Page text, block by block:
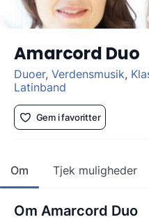
Amarcord Duo
Duoer, Verdensmusik,
Latinband
Gem i favoritter
Om Tjek muligheder
Om Amarcord Duo